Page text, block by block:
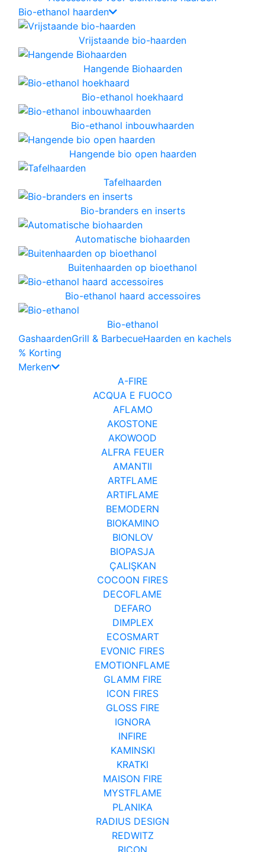
Bio-ethanol haarden
Vrijstaande bio-haarden
Hangende Biohaarden
Bio-ethanol hoekhaard
Bio-ethanol inbouwhaarden
Hangende bio open haarden
Tafelhaarden
Bio-branders en inserts
Automatische biohaarden
Buitenhaarden op bioethanol
Bio-ethanol haard accessoires
Bio-ethanol
GashaardenGrill & BarbecueHaarden en kachels
% Korting
Merken
A-FIRE
ACQUA E FUOCO
AFLAMO
AKOSTONE
AKOWOOD
ALFRA FEUER
AMANTII
ARTFLAME
ARTIFLAME
BEMODERN
BIOKAMINO
BIONLOV
BIOPASJA
ÇALIŞKAN
COCOON FIRES
DECOFLAME
DEFARO
DIMPLEX
ECOSMART
EVONIC FIRES
EMOTIONFLAME
GLAMM FIRE
ICON FIRES
GLOSS FIRE
IGNORA
INFIRE
KAMINSKI
KRATKI
MAISON FIRE
MYSTFLAME
PLANIKA
RADIUS DESIGN
REDWITZ
RICON